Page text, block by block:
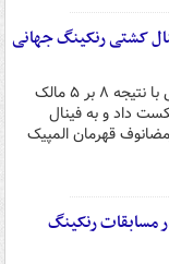
کشتی رنکینگ جهانی
محمد نخودی در نیمه نهایی با نتیجه ۸ بر ۵ مالک
داد و به فینال
قهرمان المپیک
مسابقات رنکینگ